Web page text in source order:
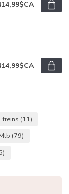
freins (11)
Mtb (79)